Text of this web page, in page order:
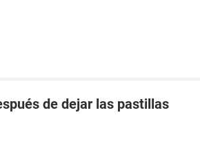
de dejar las pastillas